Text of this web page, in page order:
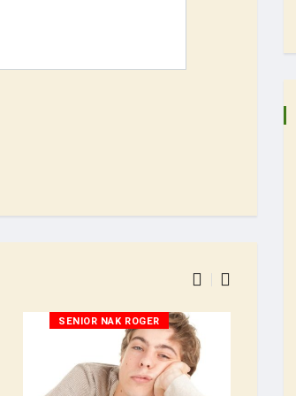
SENIOR NAK ROGER